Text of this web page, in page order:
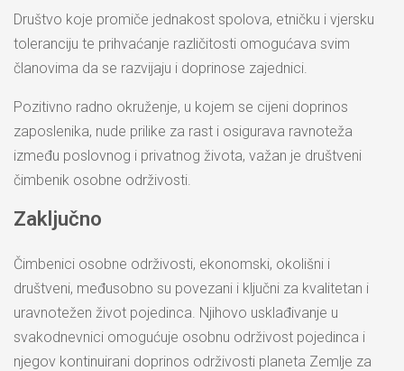
Društvo koje promiče jednakost spolova, etničku i vjersku
toleranciju te prihvaćanje različitosti omogućava svim
članovima da se razvijaju i doprinose zajednici.
Pozitivno radno okruženje, u kojem se cijeni doprinos
zaposlenika, nude prilike za rast i osigurava ravnoteža
između poslovnog i privatnog života, važan je društveni
čimbenik osobne održivosti.
Zaključno
Čimbenici osobne održivosti, ekonomski, okolišni i
društveni, međusobno su povezani i ključni za kvalitetan i
uravnotežen život pojedinca. Njihovo usklađivanje u
svakodnevnici omogućuje osobnu održivost pojedinca i
njegov kontinuirani doprinos održivosti planeta Zemlje za